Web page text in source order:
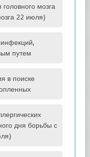
мозга
22 июля)
путем
в поиске
дня борьбы с